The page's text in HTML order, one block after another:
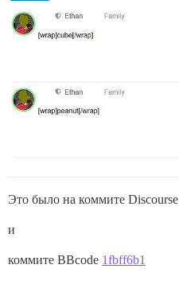
Это было на коммите Discourse
и
коммите BBcode 1fbff6b1